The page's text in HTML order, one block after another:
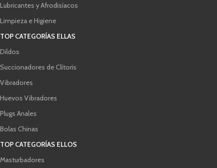
Lubricantes y Afrodisíacos
Limpieza e Higiene
TOP CATEGORÍAS ELLAS
Dildos
Succionadores de Clítoris
Vibradores
Huevos Vibradores
Plugs Anales
Bolas Chinas
TOP CATEGORÍAS ELLOS
Masturbadores